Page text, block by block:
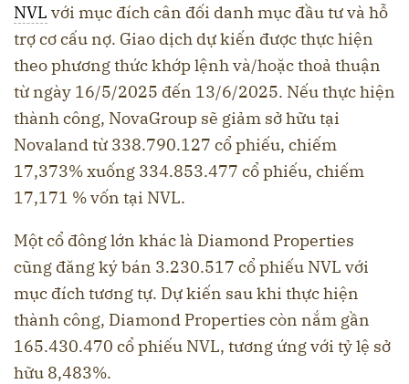
NVL với mục đích cân đối danh mục đầu tư và hỗ
trợ cơ cấu nợ. Giao dịch dự kiến được thực hiện
theo phương thức khớp lệnh và/hoặc thoả thuận
từ ngày 16/5/2025 đến 13/6/2025. Nếu thực hiện
thành công, NovaGroup sẽ giảm sở hữu tại
Novaland từ 338.790.127 cổ phiếu, chiếm
17,373% xuống 334.853.477 cổ phiếu, chiếm
17,171 % vốn tại NVL.
Một cổ đông lớn khác là Diamond Properties
cũng đăng ký bán 3.230.517 cổ phiếu NVL với
mục đích tương tự. Dự kiến sau khi thực hiện
thành công, Diamond Properties còn nắm gần
165.430.470 cổ phiếu NVL, tương ứng với tỷ lệ sở
hữu 8,483%.